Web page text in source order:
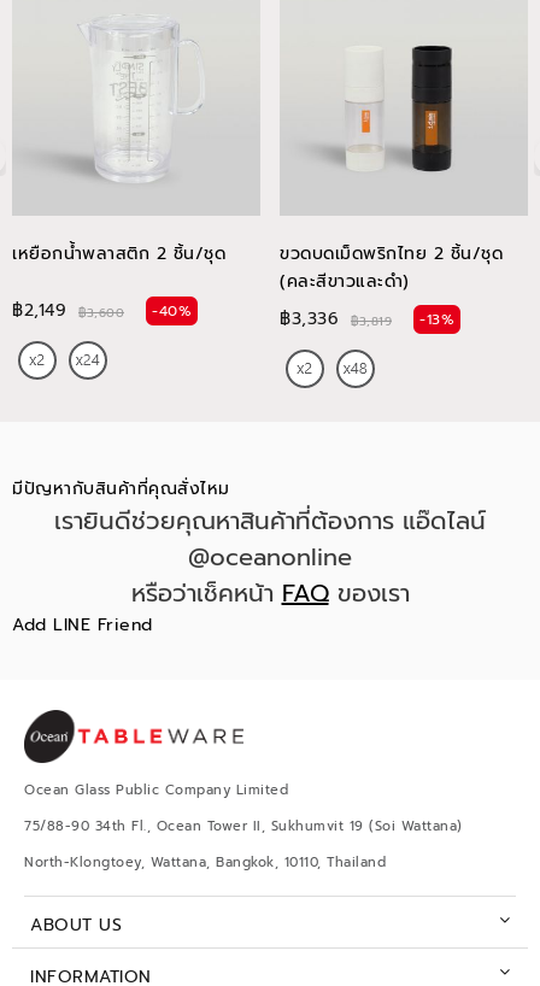
เหยือกน้ำพลาสติก 2 ชิ้น/ชุด
฿2,149 ฿3,600 -40%
ขวดบดเม็ดพริกไทย 2 ชิ้น/ชุด
(คละสีขาวและดำ)
฿3,336
฿3,819 -13%
มีปัญหากับสินค้าที่คุณสั่งไหม
เรายินดีช่วยคุณหาสินค้าที่ต้องการ แอ๊ดไลน์
@oceanonline
หรือว่าเช็คหน้าFAQของเรา
Add LINE Friend
Ocean Glass Public Company Limited
75/88-90 34th Fl., Ocean Tower II, Sukhumvit 19 (Soi Wattana)
North-Klongtoey, Wattana, Bangkok, 10110, Thailand
ABOUT US
INFORMATION